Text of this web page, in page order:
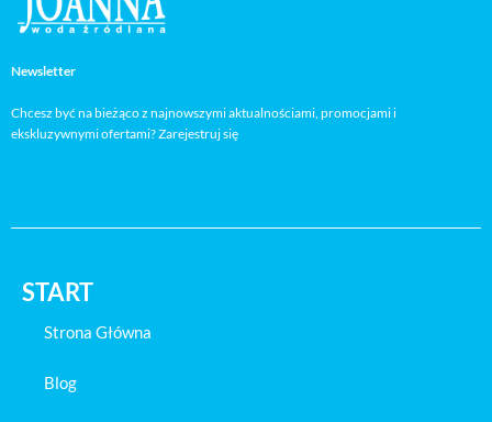
Newsletter
Chcesz być na bieżąco z najnowszymi aktualnościami, promocjami i
ekskluzywnymi ofertami? Zarejestruj się
START
Strona Główna
Blog